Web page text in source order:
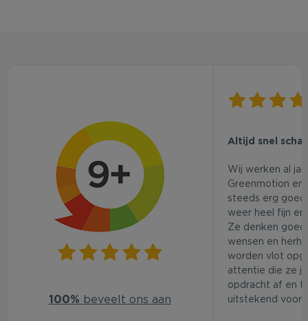
100% beveelt ons aan
Altijd snel
Wij werken al
Greenmotion en
steeds erg
weer heel fijn en
Ze denken
wensen en
worden vlot
attentie die ze
opdracht af en
uitstekend voor